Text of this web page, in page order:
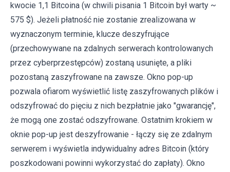
kwocie 1,1 Bitcoina (w chwili pisania 1 Bitcoin był warty ~
575 $). Jeżeli płatność nie zostanie zrealizowana w
wyznaczonym terminie, klucze deszyfrujące
(przechowywane na zdalnych serwerach kontrolowanych
przez cyberprzestępców) zostaną usunięte, a pliki
pozostaną zaszyfrowane na zawsze. Okno pop-up
pozwala ofiarom wyświetlić listę zaszyfrowanych plików i
odszyfrować do pięciu z nich bezpłatnie jako "gwarancję",
że mogą one zostać odszyfrowane. Ostatnim krokiem w
oknie pop-up jest deszyfrowanie - łączy się ze zdalnym
serwerem i wyświetla indywidualny adres Bitcoin (który
poszkodowani powinni wykorzystać do zapłaty). Okno